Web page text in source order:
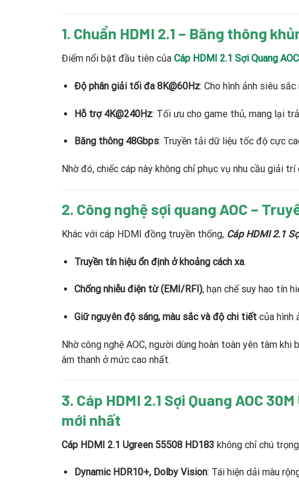
1. Chuẩn HDMI 2.1 – Băng thông
Điểm nổi bật đầu tiên của Cáp HDMI 2.1 Sợi Quang
Độ phân giải tối đa 8K@60Hz: Cho hình ảnh siêu
Hỗ trợ 4K@240Hz: Tối ưu cho game thủ, mang lại
Băng thông 48Gbps: Truyền tải dữ liệu tốc độ cực
Nhờ đó, chiếc cáp này không chỉ phục vụ nhu cầu giải
2. Công nghệ sợi quang AOC –
Khác với cáp HDMI đồng truyền thống, Cáp HDMI 2.1
Truyền tín hiệu ổn định ở khoảng cách xa.
Chống nhiễu điện từ (EMI/RFI), hạn chế suy hao tín
Giữ nguyên độ sáng, màu sắc và độ chi tiếtcủa hình
Nhờ công nghệ AOC, người dùng hoàn toàn yên tâm
âm thanh ở mức cao nhất.
3. Cáp HDMI 2.1 Sợi Quang AOC
mới nhất
Cáp HDMI 2.1 Ugreen 55508 HD183 không chỉ chú
Dynamic HDR10+, Dolby Vision: Tái hiện dải màu